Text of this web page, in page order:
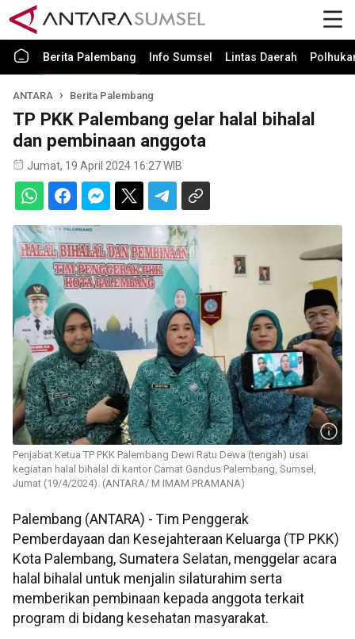
Berita Palembang Info Sumsel Lintas Daerah
ANTARA Berita Palembang
TP PKK Palembang gelar halal bihalal
dan pembinaan anggota
Jumat, 19 April 2024 16:27 WIB
Penjabat Ketua TP PKK Palembang Dewi Ratu Dewa (tengah) usai
kegiatan halal bihalal di kantor Camat Gandus Palembang, Sumsel,
Jumat (19/4/2024). (ANTARA/ M IMAM PRAMANA)
Palembang (ANTARA) - Tim Penggerak
Pemberdayaan dan Kesejahteraan Keluarga (TP PKK)
Kota Palembang, Sumatera Selatan, menggelar acara
halal bihalal untuk menjalin silaturahim serta
memberikan pembinaan kepada anggota terkait
program di bidang kesehatan masyarakat.